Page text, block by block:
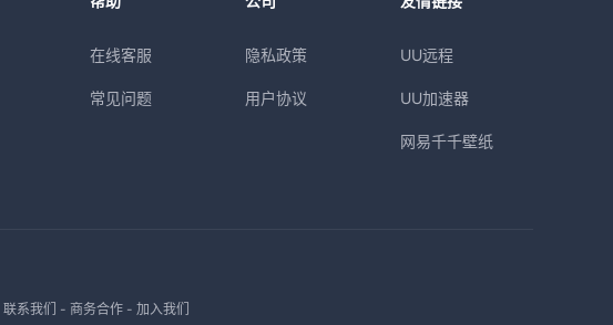
在线客服
常见问题
隐私政策
用户协议
UU远程
UU加速器
网易千千壁纸
联系我们 - 商务合作- 加入我们